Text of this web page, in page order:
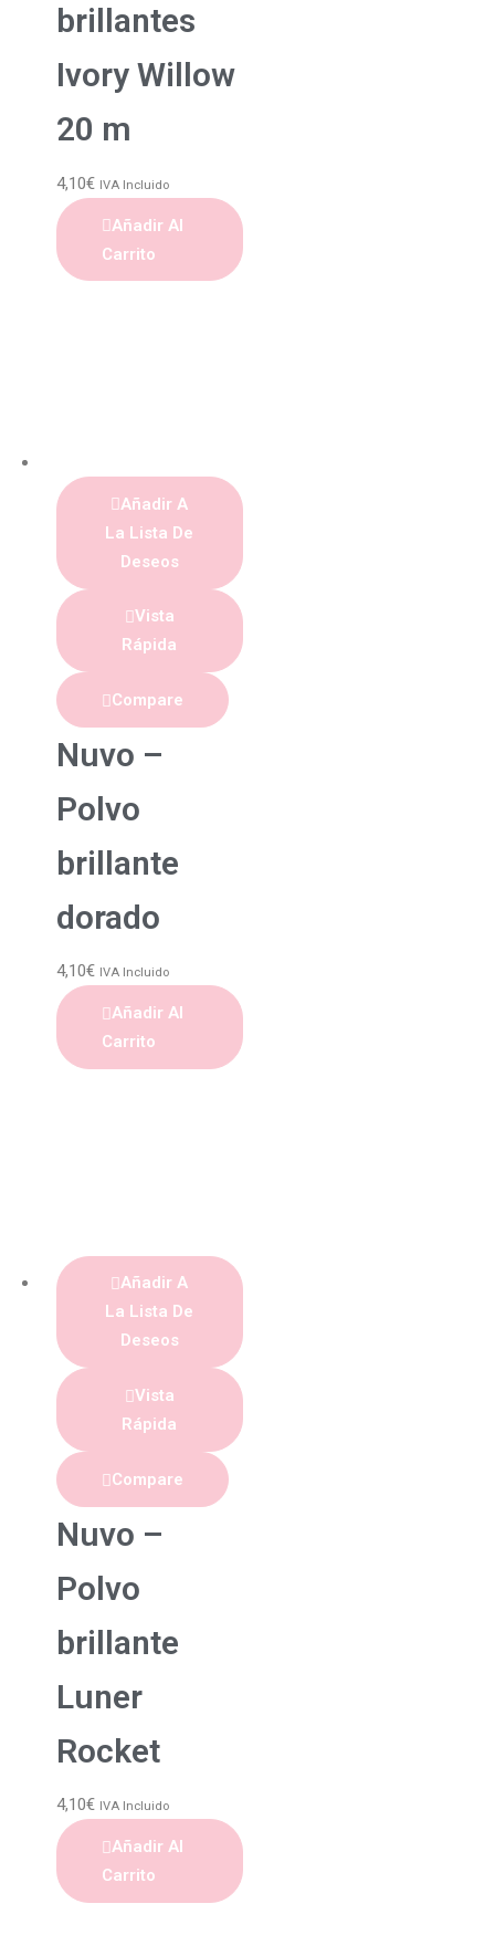
brillantes
Ivory Willow
20 m
4,10€ IVA Incluido
Añadir Al
Carrito
Añadir A
La Lista De
Deseos
Vista
Rápida
Compare
Nuvo –
Polvo
brillante
dorado
4,10€ IVA Incluido
Añadir Al
Carrito
Añadir A
La Lista De
Deseos
Vista
Rápida
Compare
Nuvo –
Polvo
brillante
Luner
Rocket
4,10€ IVA Incluido
Añadir Al
Carrito